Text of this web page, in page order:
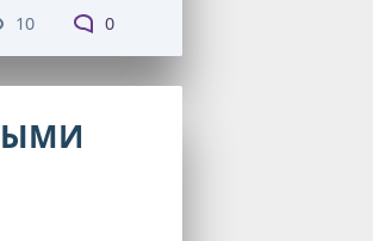
10 0